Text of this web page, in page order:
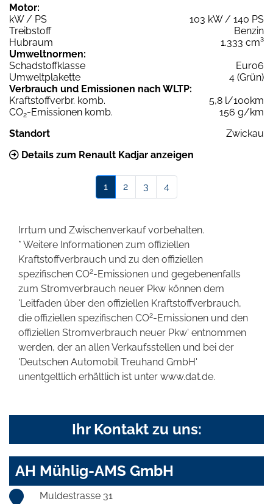
Motor:
kW / PS
103 kW / 140 PS
Treibstoff
Benzin
Hubraum
1.333 cm³
Umweltnormen:
Schadstoffklasse
Euro6
Umweltplakette
4 (Grün)
Verbrauch und Emissionen nach WLTP:
Kraftstoffverbr. komb.
5,8 l/100km
CO2-Emissionen komb.
156 g/km
Standort
Zwickau
Details zum Renault Kadjar anzeigen
1 2 3 4
Irrtum und Zwischenverkauf vorbehalten.
* Weitere Informationen zum offiziellen
Kraftstoffverbrauch und zu den offiziellen
spezifischen CO2-Emissionen und gegebenenfalls
zum Stromverbrauch neuer Pkw können dem
'Leitfaden über den offiziellen Kraftstoffverbrauch,
die offiziellen spezifischen CO2-Emissionen und den
offiziellen Stromverbrauch neuer Pkw' entnommen
werden, der an allen Verkaufsstellen und bei der
'Deutschen Automobil Treuhand GmbH'
unentgeltlich erhältlich ist unter www.dat.de.
Ihr Kontakt zu uns:
AH Mühlig-AMS GmbH
Muldestrasse 31